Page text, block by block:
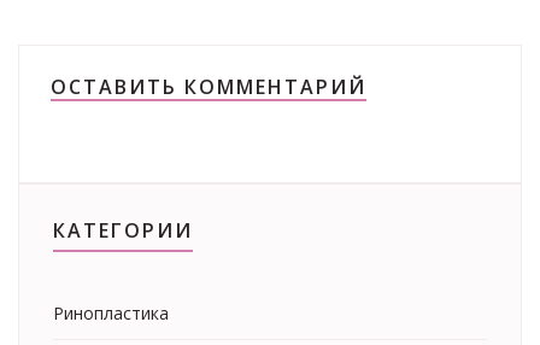
ОСТАВИТЬ КОММЕНТАРИЙ
КАТЕГОРИИ
Ринопластика